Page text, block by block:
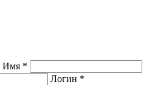
Имя *
Логин *